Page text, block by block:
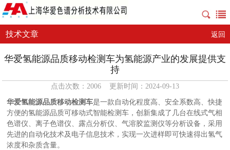
技术文章 返回
华爱氢能源品质移动检测车为氢能源产业的发展提供支
持
点击次数：2006 更新时间：2024-09-13
华爱氢能源品质移动检测车是一款自动化程度高、安全系数高、快捷
方便的氢能源品质可移动式智能检测车，创新集成了几台在线式气相
色谱仪、离子色谱仪、露点分析仪、气溶胶监测仪等分析设备，采用
先进的自动化技术及电子信息技术，实现一次进样即可快速得出氢气
浓度和杂质含量。